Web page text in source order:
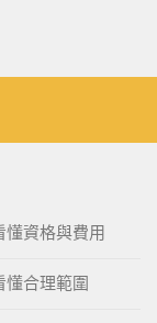
資格與費用
懂合理範圍